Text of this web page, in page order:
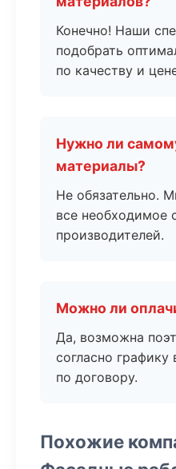
Конечно! Наши
подобрать
по качеству и
Нужно ли
материалы?
Не обязательно.
все необходимое
производителей.
Можно ли
Да, возможна
согласно графику
по договору.
Похожие